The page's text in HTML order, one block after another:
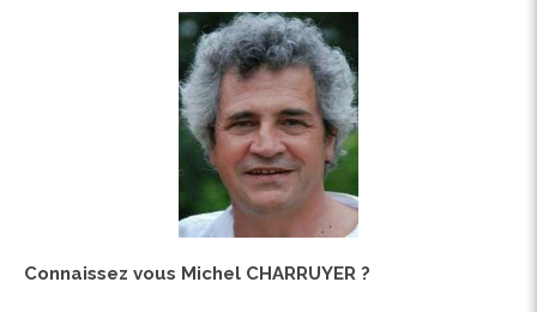
Connaissez vous Michel CHARRUYER ?